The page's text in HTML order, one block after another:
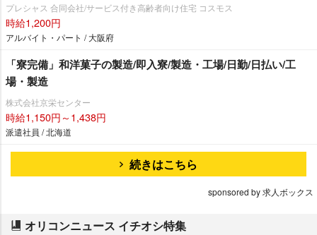
プレシャス 合同会社/サービス付き高齢者向け住宅 コスモス
時給1,200円
アルバイト・パート / 大阪府
「寮完備」和洋菓子の製造/即入寮/製造・工場/日勤/日払い/工
場・製造
株式会社京栄センター
時給1,150円～1,438円
派遣社員 / 北海道
続きはこちら
sponsored by 求人ボックス
オリコンニュース イチオシ特集